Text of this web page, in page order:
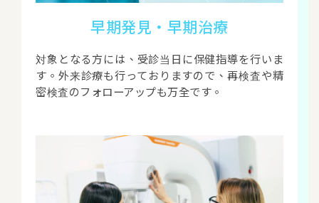
早期発見・早期治療
対象となる方には、受診当日に保健指導を行いま
す。外来診療も行っておりますので、再検査や精
密検査のフォローアップも万全です。